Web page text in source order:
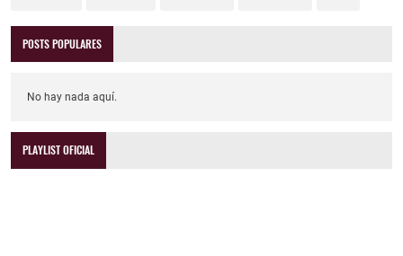
POSTS POPULARES
No hay nada aquí.
PLAYLIST OFICIAL